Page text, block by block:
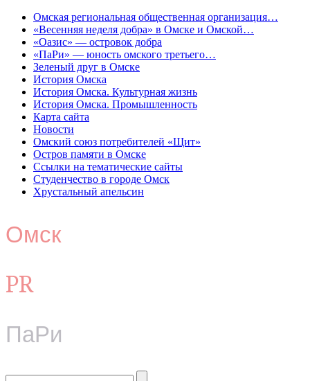
Омская региональная общественная организация…
«Весенняя неделя добра» в Омске и Омской…
«Оазис» — островок добра
«ПаРи» — юность омского третьего…
Зеленый друг в Омске
История Омска
История Омска. Культурная жизнь
История Омска. Промышленность
Карта сайта
Новости
Омский союз потребителей «Щит»
Остров памяти в Омске
Ссылки на тематические сайты
Студенчество в городе Омск
Хрустальный апельсин
Омск
PR
ПаРи